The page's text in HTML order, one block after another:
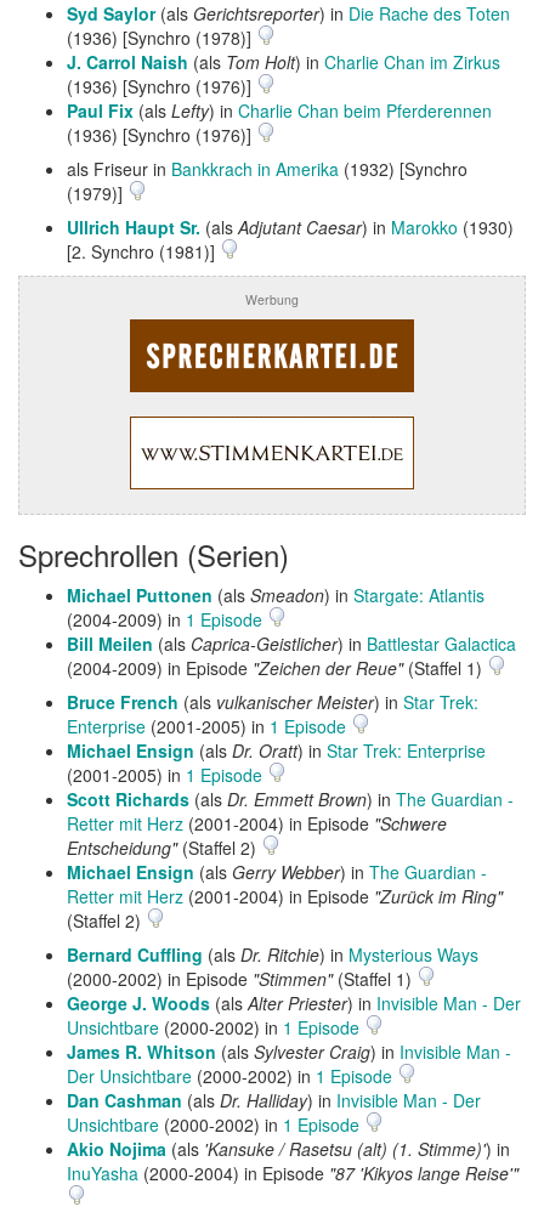
Syd Saylor(als Gerichtsreporter) in Die Rache des Toten
(1936) [Synchro (1978)]
J. Carrol Naish (als Tom Holt) in Charlie Chan im Zirkus
(1936) [Synchro (1976)]
Paul Fix (als Lefty) in Charlie Chan beim Pferderennen
(1936) [Synchro (1976)]
als Friseur in Bankkrach in Amerika (1932) [Synchro
(1979)]
Ullrich Haupt Sr. (alsAdjutant Caesar) in Marokko (1930)
[2. Synchro (1981)]
Werbung
Sprechrollen (Serien)
Michael Puttonen (als Smeadon) in Stargate: Atlantis
(2004-2009) in 1 Episode
Bill Meilen (als Caprica-Geistlicher) in Battlestar Galactica
(2004-2009) in Episode "Zeichen der Reue"(Staffel 1)
Bruce French (als vulkanischer Meister) in Star Trek:
Enterprise (2001-2005) in 1 Episode
Michael Ensign (als Dr. Oratt) in Star Trek: Enterprise
(2001-2005) in 1 Episode
Scott Richards (als Dr. Emmett Brown) in The Guardian -
Retter mit Herz (2001-2004) in Episode "Schwere
Entscheidung"(Staffel 2)
Michael Ensign (als Gerry Webber) in The Guardian -
Retter mit Herz (2001-2004) in Episode "Zurück im Ring"
(Staffel 2)
Bernard Cuffling (als Dr. Ritchie) in Mysterious Ways
(2000-2002) in Episode "Stimmen"(Staffel 1)
George J. Woods (alsAlter Priester) in Invisible Man - Der
Unsichtbare (2000-2002) in 1 Episode
James R. Whitson (als Sylvester Craig) in Invisible Man -
Der Unsichtbare (2000-2002) in 1 Episode
Dan Cashman (als Dr. Halliday) in Invisible Man - Der
Unsichtbare (2000-2002) in 1 Episode
Akio Nojima (als 'Kansuke / Rasetsu (alt) (1. Stimme)') in
InuYasha (2000-2004) in Episode "87 'Kikyos lange Reise'"